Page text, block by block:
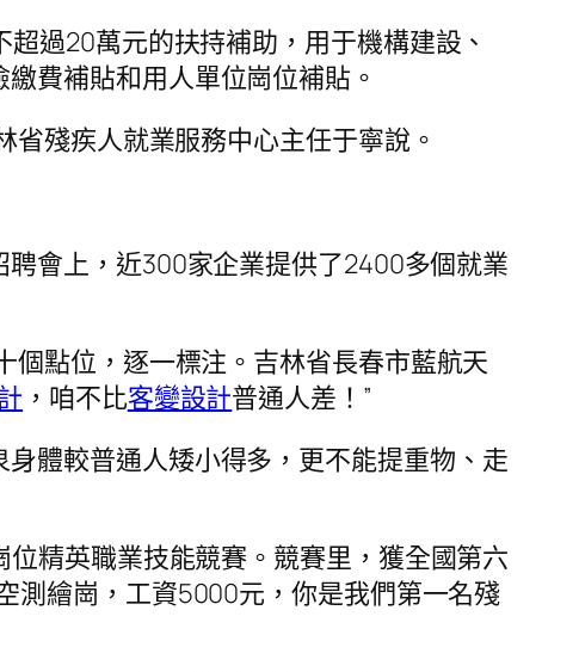
過20萬元的扶持補助，用于機構建設、
費補貼和用人單位崗位補貼。
省殘疾人就業服務中心主任于寧說。
會上，近300家企業提供了2400多個就業
點位，逐一標注。吉林省長春市藍航天
，咱不比客變設計普通人差！”
體較普通人矮小得多，更不能提重物、走
精英職業技能競賽。競賽里，獲全國第六
測繪崗，工資5000元，你是我們第一名殘